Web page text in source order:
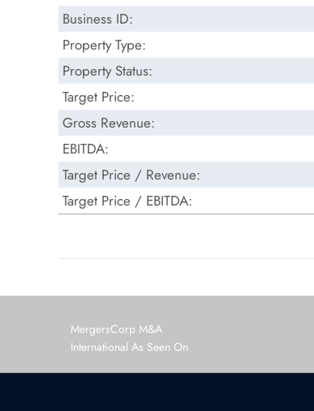
Business ID:
Property Type:
Property Status:
Target Price:
Gross Revenue:
EBITDA:
Target Price / Revenue:
Target Price / EBITDA:
MergersCorp M&A
International As Seen On